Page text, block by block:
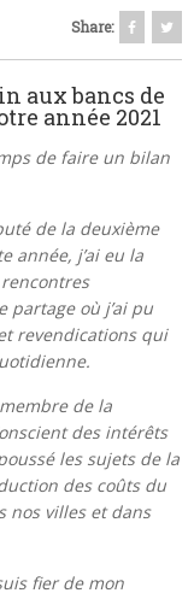
Share:
aux bancs de
année 2021
de faire un bilan
de la deuxième
année, j’ai eu la
partage où j’ai pu
revendications qui
de la
des intérêts
les sujets de la
des coûts du
nos villes et dans
fier de mon